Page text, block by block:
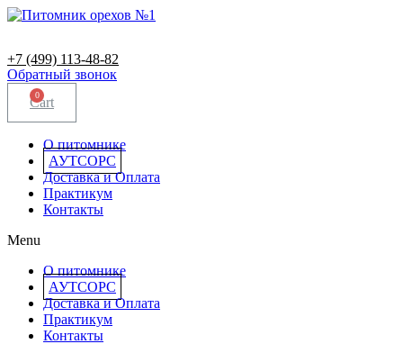
+7 (499) 113-48-82
Обратный звонок
0
Cart
О питомнике
АУТСОРС
Доставка и Оплата
Практикум
Контакты
Menu
О питомнике
АУТСОРС
Доставка и Оплата
Практикум
Контакты